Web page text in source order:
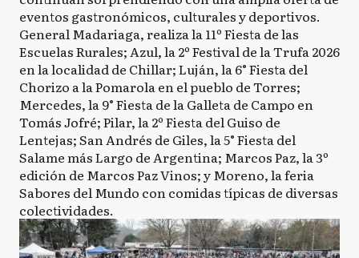
eventos gastronómicos, culturales y deportivos.
General Madariaga, realiza la 11º Fiesta de las
Escuelas Rurales; Azul, la 2º Festival de la Trufa 2026
en la localidad de Chillar; Luján, la 6° Fiesta del
Chorizo a la Pomarola en el pueblo de Torres;
Mercedes, la 9° Fiesta de la Galleta de Campo en
Tomás Jofré; Pilar, la 2º Fiesta del Guiso de
Lentejas; San Andrés de Giles, la 5° Fiesta del
Salame más Largo de Argentina; Marcos Paz, la 3º
edición de Marcos Paz Vinos; y Moreno, la feria
Sabores del Mundo con comidas típicas de diversas
colectividades.